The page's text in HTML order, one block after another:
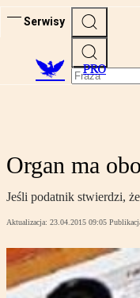
Serwisy
PRO
Organ ma
Jeśli podatnik stwierdzi,
Aktualizacja: 23.04.2015 09:05